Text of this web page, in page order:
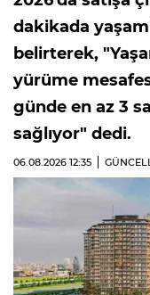
dakikada
belirterek,
yürüme
günde en az 3
sağlıyor" dedi.
06.08.2026 12:35